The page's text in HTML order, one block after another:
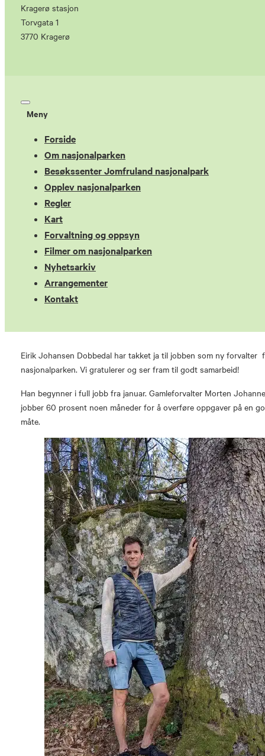
Kragerø stasjon
Torvgata 1
3770 Kragerø
Meny
Forside
Om nasjonalparken
Besøkssenter Jomfruland nasjonalpark
Opplev nasjonalparken
Regler
Kart
Forvaltning og oppsyn
Filmer om nasjonalparken
Nyhetsarkiv
Arrangementer
Kontakt
Eirik Johansen Dobbedal har takket ja til jobben som ny forvalter
nasjonalparken. Vi gratulerer og ser fram til godt samarbeid!
Han begynner i full jobb fra januar. Gamleforvalter Morten
jobber 60 prosent noen måneder for å overføre oppgaver på en
måte.